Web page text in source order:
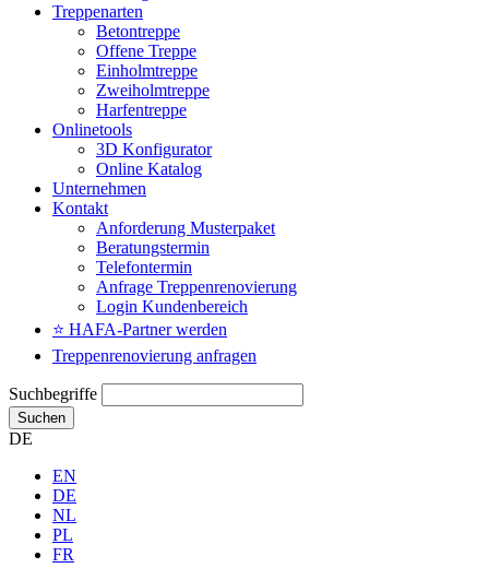
Treppenarten
Betontreppe
Offene Treppe
Einholmtreppe
Zweiholmtreppe
Harfentreppe
Onlinetools
3D Konfigurator
Online Katalog
Unternehmen
Kontakt
Anforderung Musterpaket
Beratungstermin
Telefontermin
Anfrage Treppenrenovierung
Login Kundenbereich
⭐ HAFA-Partner werden
Treppenrenovierung anfragen
Suchbegriffe
Suchen
DE
EN
DE
NL
PL
FR